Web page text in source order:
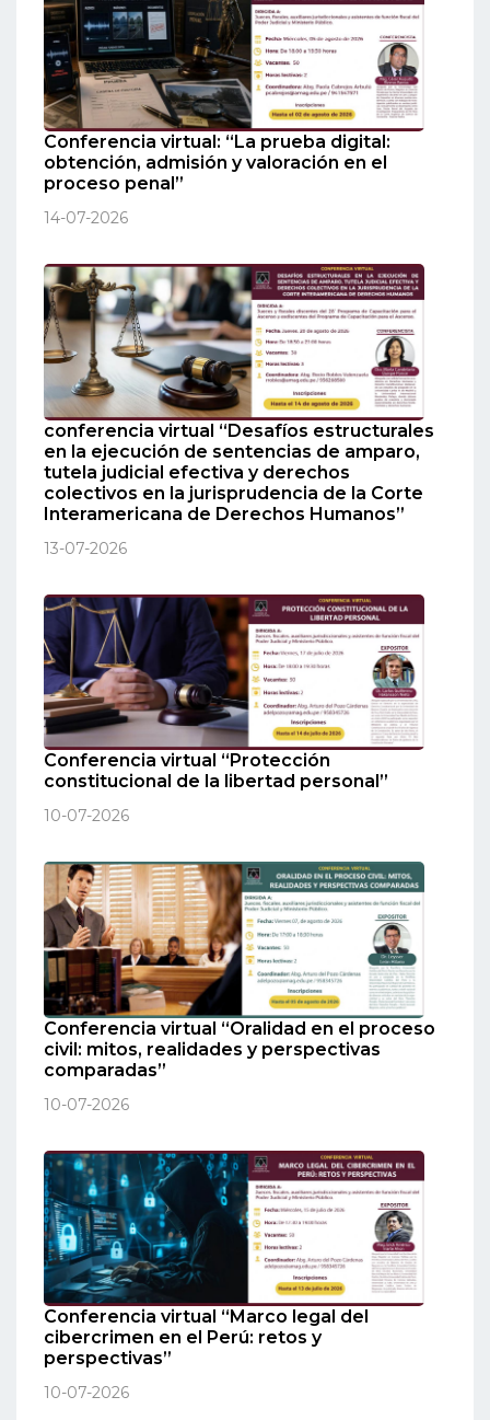
Conferencia virtual: “La prueba digital:
obtención, admisión y valoración en el
proceso penal”
14-07-2026
conferencia virtual “Desafíos estructurales
en la ejecución de sentencias de amparo,
tutela judicial efectiva y derechos
colectivos en la jurisprudencia de la Corte
Interamericana de Derechos Humanos”
13-07-2026
Conferencia virtual “Protección
constitucional de la libertad personal”
10-07-2026
Conferencia virtual “Oralidad en el proceso
civil: mitos, realidades y perspectivas
comparadas”
10-07-2026
Conferencia virtual “Marco legal del
cibercrimen en el Perú: retos y
perspectivas”
10-07-2026